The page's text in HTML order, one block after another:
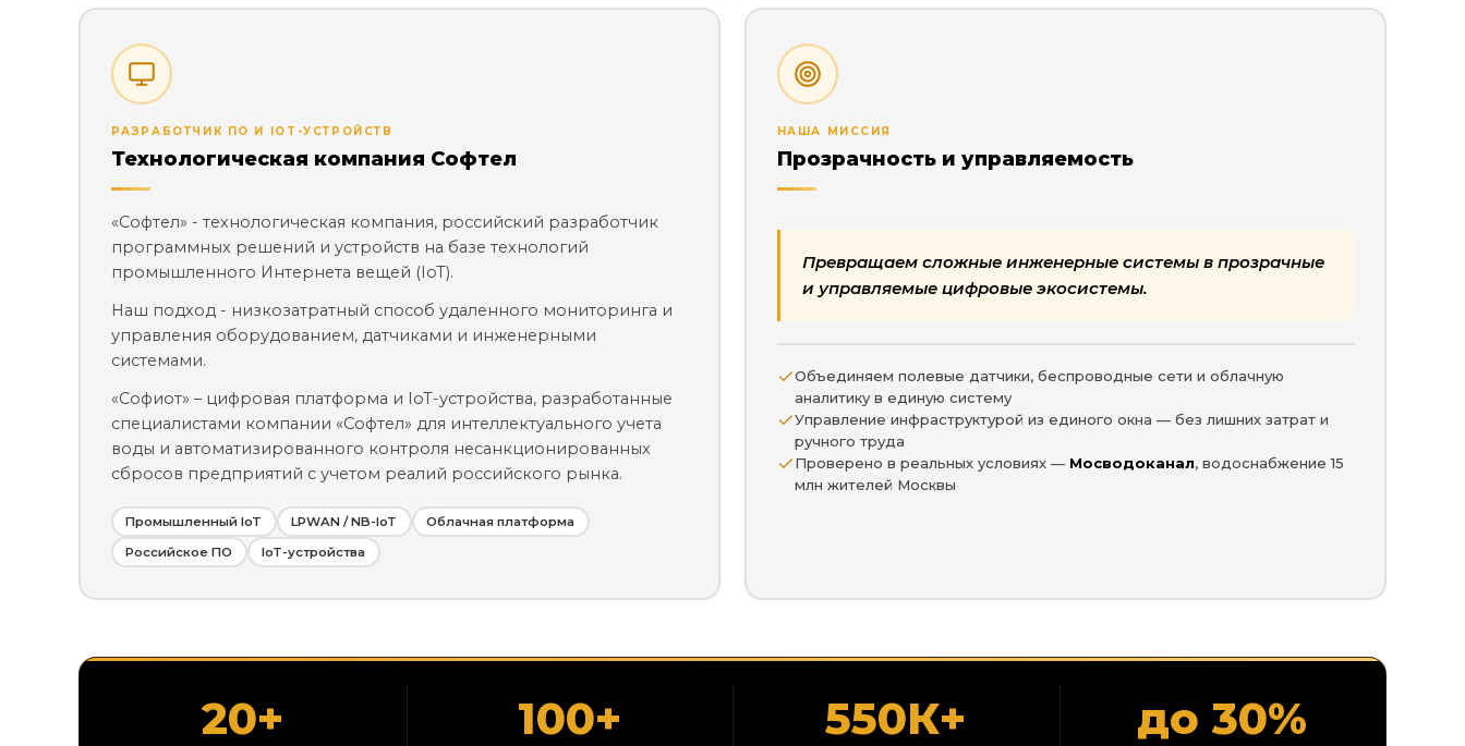
РАЗРАБОТЧИК ПО И IOT-УСТРОЙСТВ
Технологическая компания Софтел
«Софтел» - технологическая компания, российский разработчик
программных решений и устройств на базе технологий
промышленного Интернета вещей (IoT).
Наш подход - низкозатратный способ удаленного мониторинга и
управления оборудованием, датчиками и инженерными
системами.
«Софиот» – цифровая платформа и IoT-устройства, разработанные
специалистами компании «Софтел» для интеллектуального учета
воды и автоматизированного контроля несанкционированных
сбросов предприятий с учетом реалий российского рынка.
Промышленный IoT LPWAN / NB-IoT
Облачная платформа
Российское ПО
IoT-устройства
НАША МИССИЯ
Прозрачность и управляемость
Превращаем сложные инженерные системы в прозрачные
и управляемые цифровые экосистемы.
Объединяем полевые датчики, беспроводные сети и облачную
аналитику в единую систему
Управление инфраструктурой из единого окна — без лишних затрат и
ручного труда
Проверено в реальных условиях — Мосводоканал, водоснабжение 15
млн жителей Москвы
20+ 100+ 550К+ до 30%